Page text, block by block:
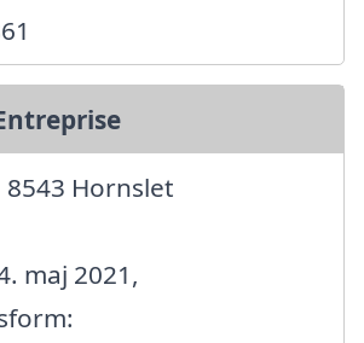
Hornslet
maj 2021,